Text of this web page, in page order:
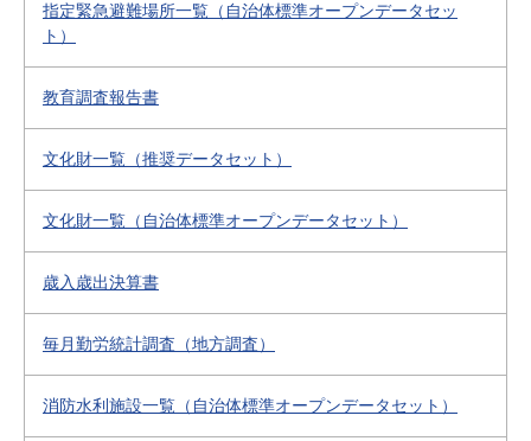
指定緊急避難場所一覧（自治体標準オープンデータセッ
ト）
教育調査報告書
文化財一覧（推奨データセット）
文化財一覧（自治体標準オープンデータセット）
歳入歳出決算書
毎月勤労統計調査（地方調査）
消防水利施設一覧（自治体標準オープンデータセット）